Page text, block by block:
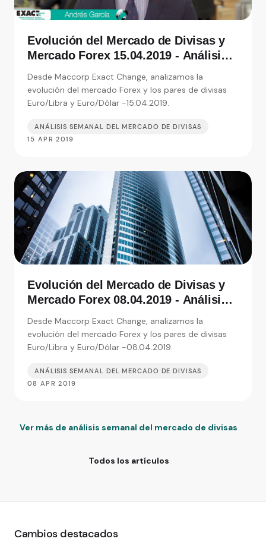
Evolución del Mercado de Divisas y
Mercado Forex 15.04.2019 - Análisis
de moneda
Desde Maccorp Exact Change, analizamos la
evolución del mercado Forex y los pares de divisas
Euro/Libra y Euro/Dólar -15.04.2019.
ANÁLISIS SEMANAL DEL MERCADO DE DIVISAS
15 APR 2019
Evolución del Mercado de Divisas y
Mercado Forex 08.04.2019 - Análisis
de moneda
Desde Maccorp Exact Change, analizamos la
evolución del mercado Forex y los pares de divisas
Euro/Libra y Euro/Dólar -08.04.2019.
ANÁLISIS SEMANAL DEL MERCADO DE DIVISAS
08 APR 2019
Ver más de análisis semanal del mercado de divisas
Todos los artículos
Cambios destacados